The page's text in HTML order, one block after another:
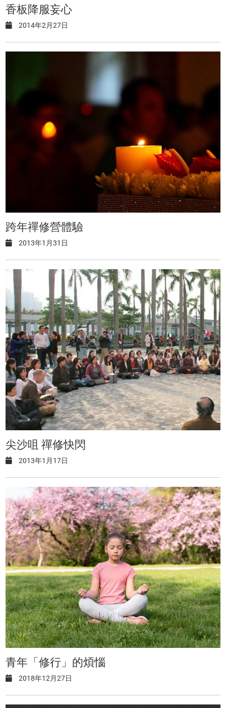
香板降服妄心
2014年2月27日
跨年禪修營體驗
2013年1月31日
尖沙咀 禪修快閃
2013年1月17日
青年「修行」的煩惱
2018年12月27日